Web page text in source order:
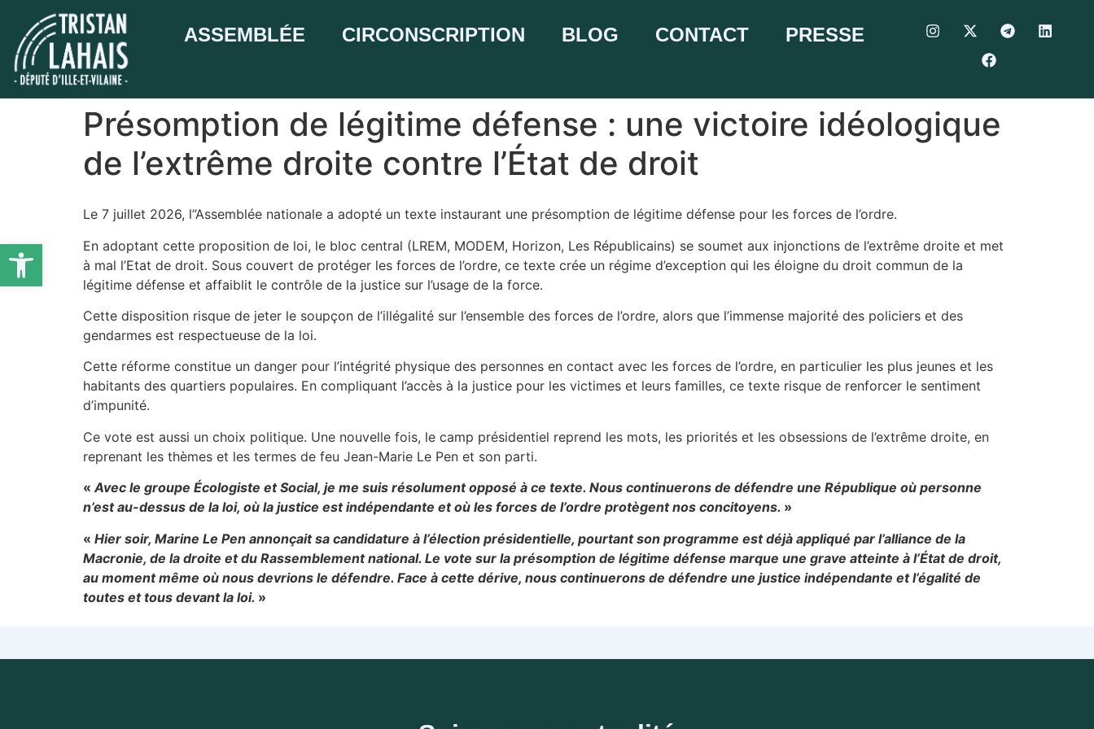
Ouvrir la barre d’outils
ASSEMBLÉE CIRCONSCRIPTION BLOG CONTACT PRESSE
Présomption de légitime défense : une victoire idéologique
de l’extrême droite contre l’État de droit
Le 7 juillet 2026, l’’Assemblée nationale a adopté un texte instaurant une présomption de légitime défense pour les forces de l’ordre.
En adoptant cette proposition de loi, le bloc central (LREM, MODEM, Horizon, Les Républicains) se soumet aux injonctions de l’extrême droite et met
à mal l’Etat de droit. Sous couvert de protéger les forces de l’ordre, ce texte crée un régime d’exception qui les éloigne du droit commun de la
légitime défense et affaiblit le contrôle de la justice sur l’usage de la force.
Cette disposition risque de jeter le soupçon de l’illégalité sur l’ensemble des forces de l’ordre, alors que l’immense majorité des policiers et des
gendarmes est respectueuse de la loi.
Cette réforme constitue un danger pour l’intégrité physique des personnes en contact avec les forces de l’ordre, en particulier les plus jeunes et les
habitants des quartiers populaires. En compliquant l’accès à la justice pour les victimes et leurs familles, ce texte risque de renforcer le sentiment
d’impunité.
Ce vote est aussi un choix politique. Une nouvelle fois, le camp présidentiel reprend les mots, les priorités et les obsessions de l’extrême droite, en
reprenant les thèmes et les termes de feu Jean-Marie Le Pen et son parti.
«Avec le groupe Écologiste et Social, je me suis résolument opposé à ce texte. Nous continuerons de défendre une République où personne
n’est au-dessus de la loi, où la justice est indépendante et où les forces de l’ordre protègent nos concitoyens. »
« Hier soir, Marine Le Pen annonçait sa candidature à l’élection présidentielle, pourtant son programme est déjà appliqué par l’alliance de la
Macronie, de la droite et du Rassemblement national. Le vote sur la présomption de légitime défense marque une grave atteinte à l’État de droit,
au moment même où nous devrions le défendre. Face à cette dérive, nous continuerons de défendre une justice indépendante et l’égalité de
toutes et tous devant la loi. »